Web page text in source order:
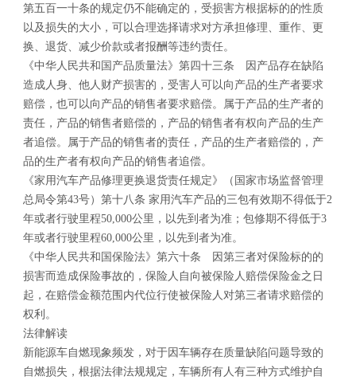
第五百一十条的规定仍不能确定的，受损害方根据标的的性质
以及损失的大小，可以合理选择请求对方承担修理、重作、更
换、退货、减少价款或者报酬等违约责任。
《中华人民共和国产品质量法》第四十三条 因产品存在缺陷
造成人身、他人财产损害的，受害人可以向产品的生产者要求
赔偿，也可以向产品的销售者要求赔偿。属于产品的生产者的
责任，产品的销售者赔偿的，产品的销售者有权向产品的生产
者追偿。属于产品的销售者的责任，产品的生产者赔偿的，产
品的生产者有权向产品的销售者追偿。
《家用汽车产品修理更换退货责任规定》（国家市场监督管理
总局令第43号）第十八条 家用汽车产品的三包有效期不得低于2
年或者行驶里程50,000公里，以先到者为准；包修期不得低于3
年或者行驶里程60,000公里，以先到者为准。
《中华人民共和国保险法》第六十条 因第三者对保险标的的
损害而造成保险事故的，保险人自向被保险人赔偿保险金之日
起，在赔偿金额范围内代位行使被保险人对第三者请求赔偿的
权利。
法律解读
新能源车自燃现象频发，对于因车辆存在质量缺陷问题导致的
自燃损失，根据法律法规规定，车辆所有人有三种方式维护自